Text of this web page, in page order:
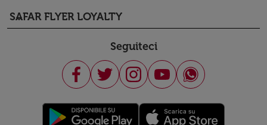
SAFAR FLYER LOYALTY
keyboard_arrow_down
Seguiteci